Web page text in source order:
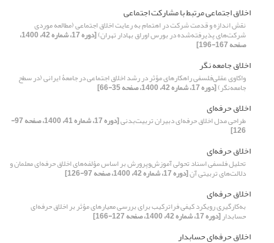
اخلاق اجتماعی مرتبط با مشارکت اجتماعی
نقش اندازه و قدمت شرکت در اهتمام به رعایت اخلاق اجتماعی (مطالعه موردی
شرکت‌های پذیرفته‌شده در بورس اوراق بهادار تهران) [دوره 17، شماره 42، 1400،
صفحه 167-196]
اخلاق جامعه نگر
واکاوی عقلی‌فلسفی راهکارهای مؤثر در رشد اخلاق اجتماعی در جامعۀ ایرانی (در سطح
جامعه‌نگر)[دوره 17، شماره 42، 1400، صفحه 35-66]
اخلاق حرفه‌ای
طراحی مدل اخلاق حرفه‌ای دبیران تربیت‌بدنی [دوره 17، شماره 41، 1400، صفحه 97-
126]
اخلاق حرفه‌ای
تحلیل فلسفی اسناد تحولی آموزش‌وپرورش بر اساس مؤلفه‌های اخلاق حرفه‌ای معلمان و
دلالت‌های تربیتی آن[دوره 17، شماره 42، 1400، صفحه 97-126]
اخلاق حرفه‌ای
به‌کارگیری رویکرد کیفی فراترکیب برای بررسی معیارهای مؤثر بر اخلاق حرفه‌ای
حسابدار[دوره 17، شماره 42، 1400، صفحه 127-166]
اخلاق حرفه‌ای حسابدار